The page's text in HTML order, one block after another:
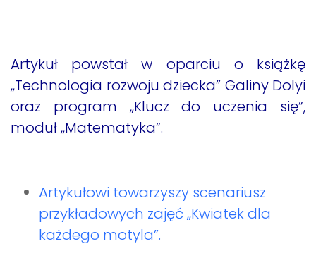
Artykuł powstał w oparciu o książkę
„Technologia rozwoju dziecka” Galiny Dolyi
oraz program „Klucz do uczenia się”,
moduł „Matematyka”.
Artykułowi towarzyszy scenariusz
przykładowych zajęć „Kwiatek dla
każdego motyla”.